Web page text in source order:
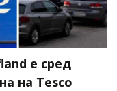
е сред
на Tesco